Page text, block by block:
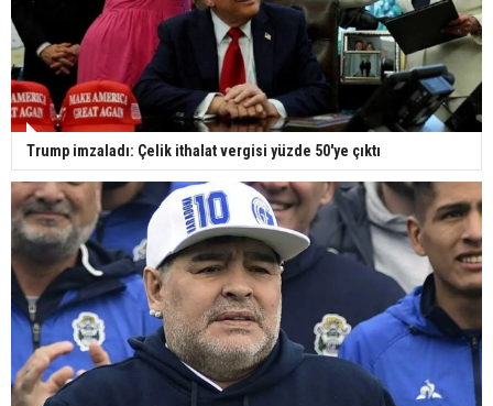
Trump imzaladı: Çelik ithalat vergisi yüzde 50'ye çıktı